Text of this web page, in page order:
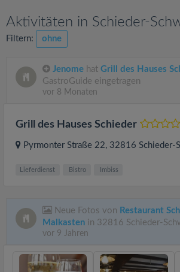
Aktivitäten in Schieder-
Filtern: ohne
Jenome hat Grill des Hauses
GastroGuide eingetragen
vor 8 Monaten
Grill des Hauses Schieder
Pyrmonter Straße 22, 32816 Schieder-
Lieferdienst Bistro Imbiss
Neue Fotos von Restaurant
Malkasten in 32816 Schieder-
vor 9 Jahren